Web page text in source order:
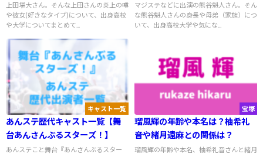
上田堪大さん。そんな上田さんの炎上の噂
や彼女(好きなタイプ)について、出身高校
や大学についてまとめて...
マジステなどに出演の熊谷魁人さん。そん
な熊谷魁人さんの身長や母弟（家族）につ
いて、出身高校大学や気にな...
キャスト一覧
あんステ歴代キャスト一覧【舞
台あんさんぶるスターズ！】
あんステこと舞台『あんさんぶるスター
宝塚
瑠風輝の年齢や本名は？柚希礼
音や緒月遠麻との関係は？
瑠風輝の年齢や本名、柚希礼音さんと緒月